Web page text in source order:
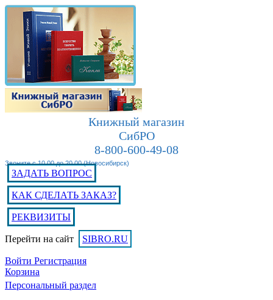
Книжный магазин
СибРО
8-800-600-49-08
Звоните с 10.00 до 20.00 (Новосибирск)
ЗАДАТЬ ВОПРОС
КАК СДЕЛАТЬ ЗАКАЗ?
РЕКВИЗИТЫ
Перейти на сайт SIBRO.RU
Войти Регистрация
Корзина
Персональный раздел